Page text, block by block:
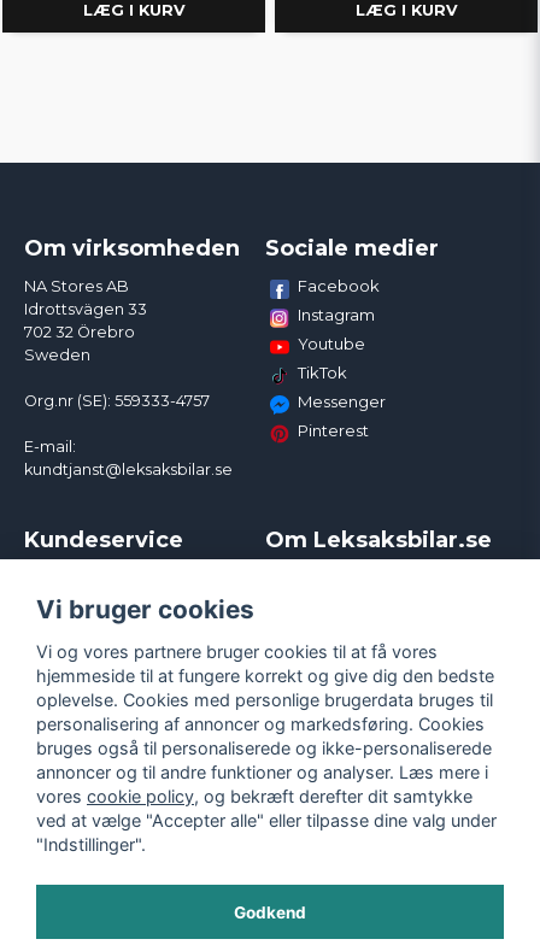
LÆG I KURV LÆG I KURV
Om virksomheden
NA Stores AB
Idrottsvägen 33
702 32 Örebro
Sweden
Org.nr (SE): 559333-4757
E-mail:
kundtjanst@leksaksbilar.se
Sociale medier
Facebook
Instagram
Youtube
TikTok
Messenger
Pinterest
Kundeservice
Kampagner og rabatter
Reklamation
Policy chase cars
Returnera
Logga in
Om Leksaksbilar.se
Handelsbetingelser
Persondatapolitik
Cookies
Vi bruger cookies
Vi og vores partnere bruger cookies til at få vores
hjemmeside til at fungere korrekt og give dig den bedste
oplevelse. Cookies med personlige brugerdata bruges til
personalisering af annoncer og markedsføring. Cookies
bruges også til personaliserede og ikke-personaliserede
annoncer og til andre funktioner og analyser. Læs mere i
vores cookie policy, og bekræft derefter dit samtykke
ved at vælge "Accepter alle" eller tilpasse dine valg under
"Indstillinger".
Godkend